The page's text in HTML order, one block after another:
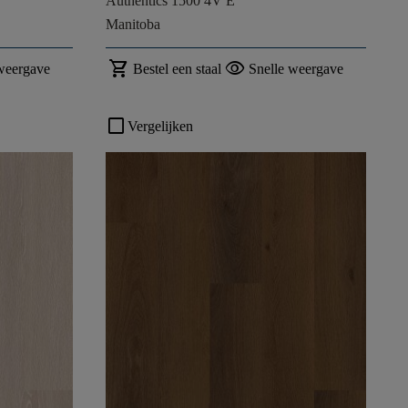
Manitoba
shopping_cart Bestel een staal visibility Snelle weergave
check_box_outline_blank Vergelijken